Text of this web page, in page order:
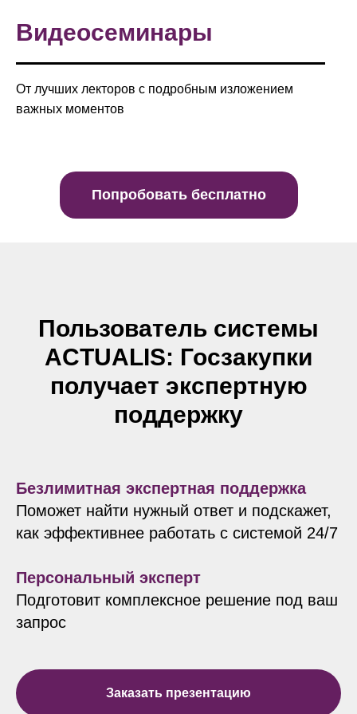
Видеосеминары
От лучших лекторов с подробным изложением
важных моментов
Попробовать бесплатно
Пользователь системы
ACTUALIS: Госзакупки
получает экспертную
поддержку
Безлимитная экспертная поддержка
Поможет найти нужный ответ и подскажет,
как эффективнее работать с системой 24/7
Персональный эксперт
Подготовит комплексное решение под ваш
запрос
Заказать презентацию